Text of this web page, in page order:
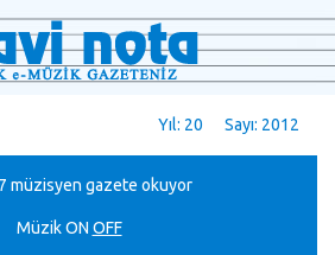
Yıl: 20 Sayı: 2012
müzisyen gazete okuyor
MüzikON OFF